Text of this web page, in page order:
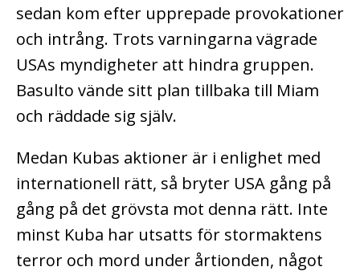
sedan kom efter upprepade provokationer
och intrång. Trots varningarna vägrade
USAs myndigheter att hindra gruppen.
Basulto vände sitt plan tillbaka till Miam
och räddade sig själv.
Medan Kubas aktioner är i enlighet med
internationell rätt, så bryter USA gång på
gång på det grövsta mot denna rätt. Inte
minst Kuba har utsatts för stormaktens
terror och mord under årtionden, något